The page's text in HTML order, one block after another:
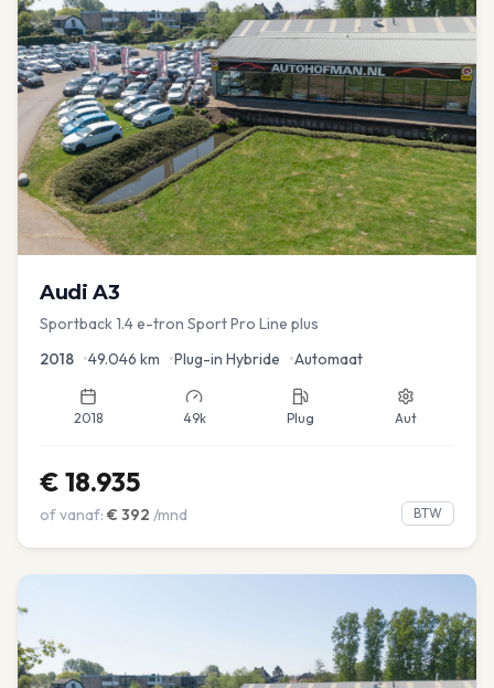
Audi A3
Sportback 1.4 e-tron Sport Pro Line plus
2018 •49.046 km •Plug-in Hybride •Automaat
2018 49k Plug Aut
€ 18.935
of vanaf: € 392 /mnd BTW